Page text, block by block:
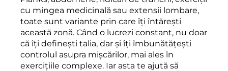
cu mingea medicinală sau extensii lombare,
toate sunt variante prin care îți întărești
această zonă. Când o lucrezi constant, nu doar
că îți definești talia, dar și îți îmbunătățești
controlul asupra mișcărilor, mai ales în
exercițiile complexe. Iar asta te ajută să